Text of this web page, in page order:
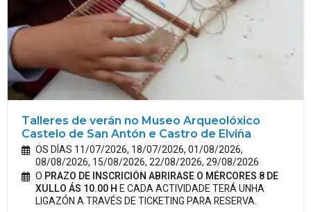
Talleres de verán no Museo Arqueolóxico
Castelo de San Antón e Castro de Elviña
OS DÍAS 11/07/2026, 18/07/2026, 01/08/2026,
08/08/2026, 15/08/2026, 22/08/2026, 29/08/2026
O PRAZO DE INSCRICIÓN ABRIRASE O MÉRCORES 8 DE
XULLO ÁS 10.00 HE CADA ACTIVIDADE TERÁ UNHA
LIGAZÓN A TRAVÉS DE TICKETING PARA RESERVA.